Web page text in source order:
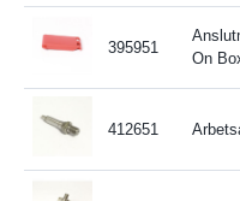
395951
On
412651